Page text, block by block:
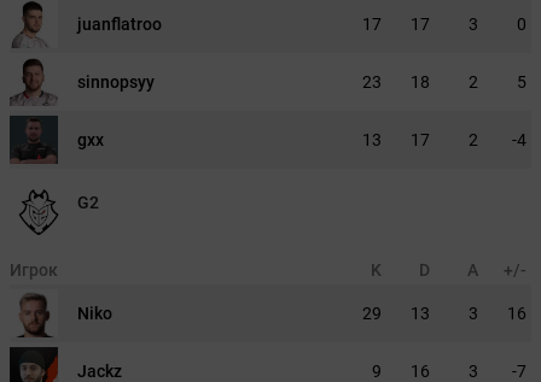
juanflatroo 17 17 3 0
sinnopsyy 23 18 2 5
gxx 13 17 2 -4
G2
Игрок K D A +/-
Niko 29 13 3 16
Jackz 9 16 3 -7